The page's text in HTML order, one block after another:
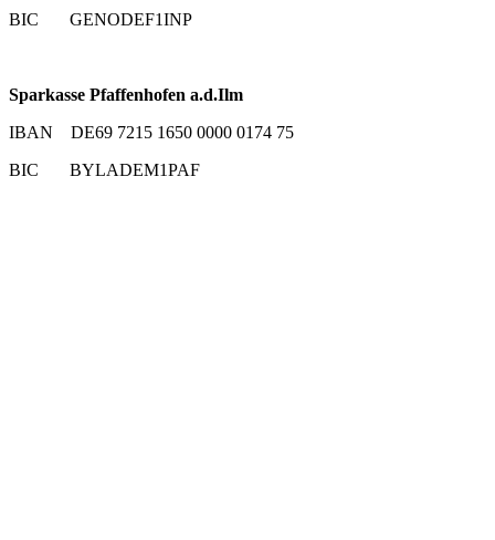
BIC GENODEF1INP
Sparkasse Pfaffenhofen a.d.Ilm
IBAN DE69 7215 1650 0000 0174 75
BIC BYLADEM1PAF